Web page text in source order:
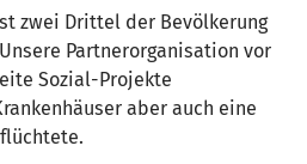
zwei Drittel der Bevölkerung
Partnerorganisation vor
Sozial-Projekte
aber auch eine